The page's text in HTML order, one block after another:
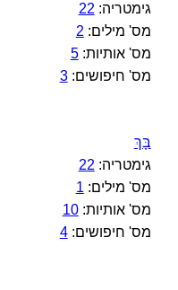
גימטריה: 22
מס' מילים: 2
מס' אותיות:5
מס' חיפושים:3
בָּךְ
גימטריה: 22
מס' מילים: 1
מס' אותיות:10
מס' חיפושים:4